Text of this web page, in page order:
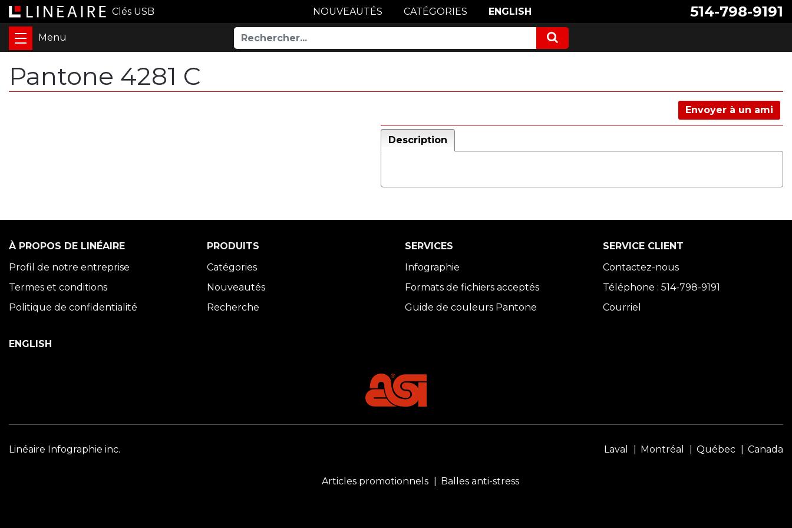
Clés USB 514-798-9191
NOUVEAUTÉS CATÉGORIES ENGLISH
Pantone 4281 C
Envoyer à un ami
Description
À PROPOS DE LINÉAIRE
Profil de notre entreprise
Termes et conditions
Politique de confidentialité
PRODUITS
Catégories
Nouveautés
Recherche
SERVICES
Infographie
Formats de fichiers acceptés
Guide de couleurs Pantone
SERVICE CLIENT
Contactez-nous
Téléphone : 514-798-9191
Courriel
ENGLISH
Linéaire Infographie inc. Laval Montréal Québec Canada
Articles promotionnels Balles anti-stress